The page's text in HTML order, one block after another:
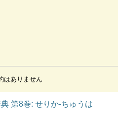
はありません
第8巻: せりか-ちゅうは